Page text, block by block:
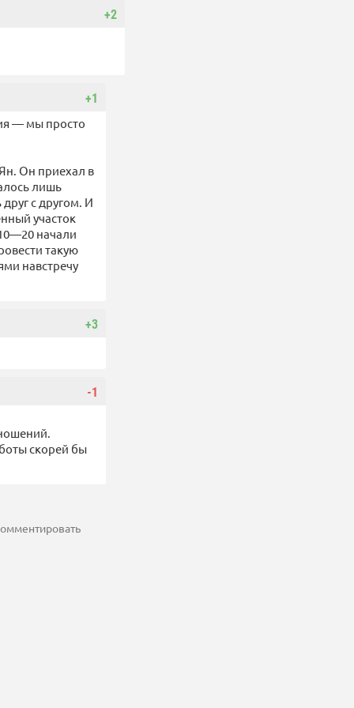
+2
+1
— мы просто
Он приехал в
лишь
с другом. И
участок
начали
такую
навстречу
+3
-1
скорей бы